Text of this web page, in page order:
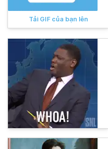
Tải GIF của bạn lên